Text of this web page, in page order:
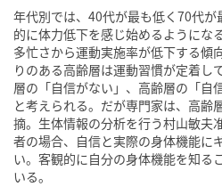
年代別では、40代が最も低く70代
的に体力低下を感じ始めるようにな
多忙さから運動実施率が低下する傾
りのある高齢層は運動習慣が定着し
層の「自信がない」、高齢層の「自
と考えられる。だが専門家は、高齢
摘。生体情報の分析を行う村山敏夫
者の場合、自信と実際の身体機能に
い。客観的に自分の身体機能を知る
いる。